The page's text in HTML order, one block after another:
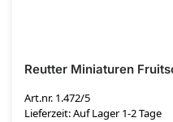
Reutter Miniaturen
Art.nr. 1.472/5
Lieferzeit: Auf Lager 1-2 Tage